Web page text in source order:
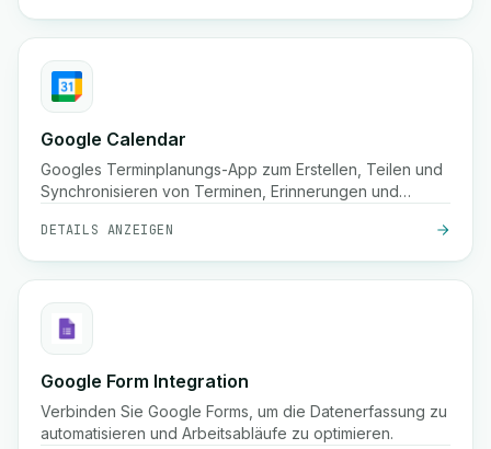
Google Calendar
Googles Terminplanungs-App zum Erstellen, Teilen und
Synchronisieren von Terminen, Erinnerungen und
DETAILS ANZEIGEN
Google Form Integration
Verbinden Sie Google Forms, um die Datenerfassung zu
automatisieren und Arbeitsabläufe zu optimieren.